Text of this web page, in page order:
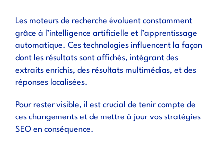
Les moteurs de recherche évoluent constamment
grâce à l’intelligence artificielle et l’apprentissage
automatique. Ces technologies influencent la façon
dont les résultats sont affichés, intégrant des
extraits enrichis, des résultats multimédias, et des
réponses localisées.
Pour rester visible, il est crucial de tenir compte de
ces changements et de mettre à jour vos stratégies
SEO en conséquence.